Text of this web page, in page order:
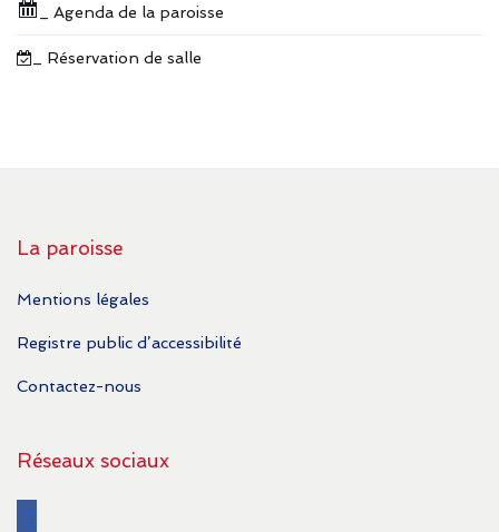
_ Agenda de la paroisse
_ Réservation de salle
La paroisse
Mentions légales
Registre public d’accessibilité
Contactez-nous
Réseaux sociaux
facebook